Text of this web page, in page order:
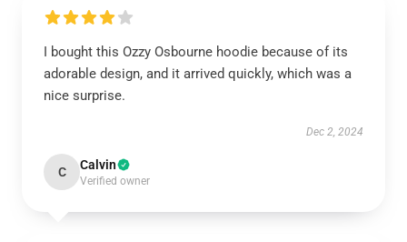
I bought this Ozzy Osbourne hoodie because of its
adorable design, and it arrived quickly, which was a
nice surprise.
Dec 2, 2024
C Calvin
Verified owner